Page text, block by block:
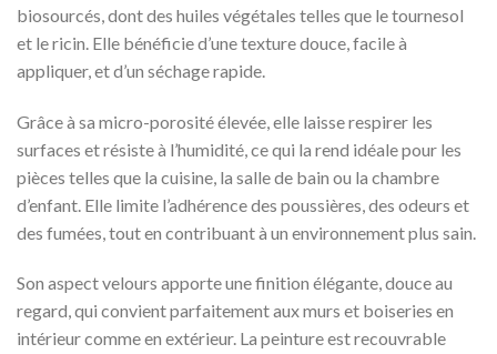
biosourcés, dont des huiles végétales telles que le tournesol
et le ricin. Elle bénéficie d’une texture douce, facile à
appliquer, et d’un séchage rapide.
Grâce à sa micro-porosité élevée, elle laisse respirer les
surfaces et résiste à l’humidité, ce qui la rend idéale pour les
pièces telles que la cuisine, la salle de bain ou la chambre
d’enfant. Elle limite l’adhérence des poussières, des odeurs et
des fumées, tout en contribuant à un environnement plus sain.
Son aspect velours apporte une finition élégante, douce au
regard, qui convient parfaitement aux murs et boiseries en
intérieur comme en extérieur. La peinture est recouvrable